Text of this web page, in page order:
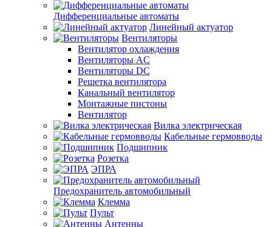
Дифференциальные автоматы
Линейный актуатор
Вентиляторы
Вентилятор охлаждения
Вентиляторы AC
Вентиляторы DC
Решетка вентилятора
Канальный вентилятор
Монтажные пистоны
Вентилятор
Вилка электрическая
Кабельные гермовводы
Подшипник
Розетка
ЭПРА
Предохранитель автомобильный
Клемма
Пульт
Антенны